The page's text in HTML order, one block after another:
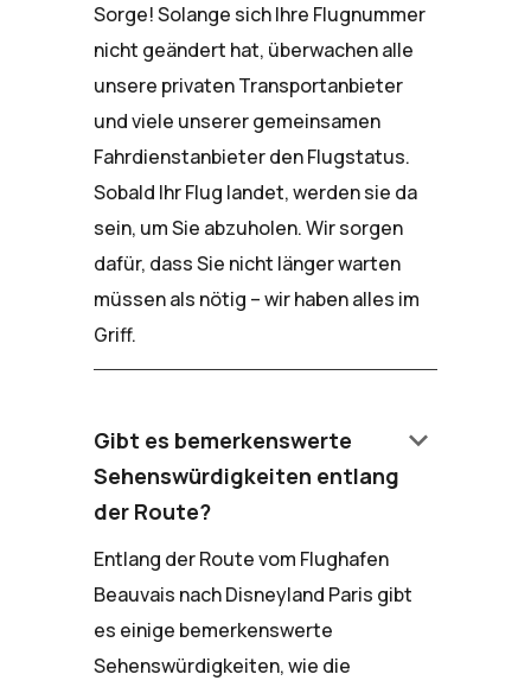
Sorge! Solange sich Ihre Flugnummer
nicht geändert hat, überwachen alle
unsere privaten Transportanbieter
und viele unserer gemeinsamen
Fahrdienstanbieter den Flugstatus.
Sobald Ihr Flug landet, werden sie da
sein, um Sie abzuholen. Wir sorgen
dafür, dass Sie nicht länger warten
müssen als nötig – wir haben alles im
Griff.
Gibt es bemerkenswerte
Sehenswürdigkeiten entlang
der Route?
keyboard_arrow_down
Entlang der Route vom Flughafen
Beauvais nach Disneyland Paris gibt
es einige bemerkenswerte
Sehenswürdigkeiten, wie die